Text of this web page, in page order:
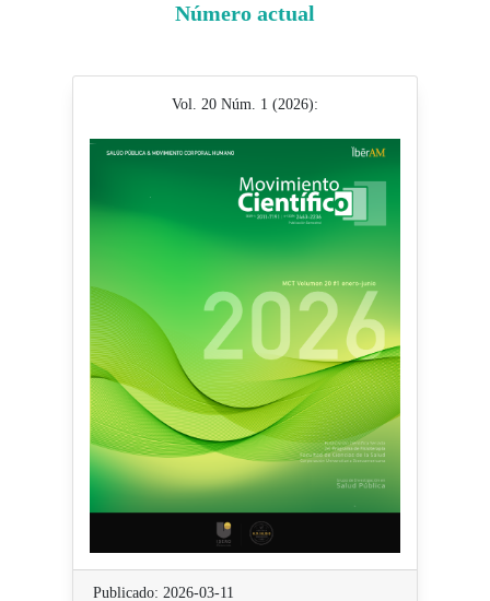
Número actual
Vol. 20 Núm. 1 (2026):
Publicado: 2026-03-11